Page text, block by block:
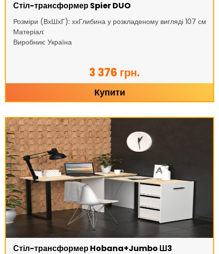
Стіл-трансформер Spier DUO
Розміри (ВхШхГ): ххГлибина у розкладеному вигляді 107 см
Матеріал:
Виробник: Україна
3 376 грн.
Купити
Стіл-трансформер Hobana+Jumbo Ш3